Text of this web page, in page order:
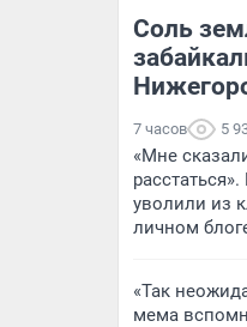
Соль
7 часов 5
«Мне
уволили из
личном
«Так
мема